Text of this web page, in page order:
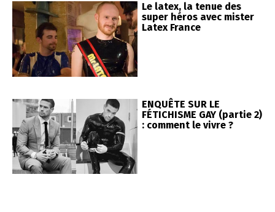
Le latex, la tenue des
super héros avec mister
Latex France
ENQUÊTE SUR LE
FÉTICHISME GAY (partie 2)
: comment le vivre ?